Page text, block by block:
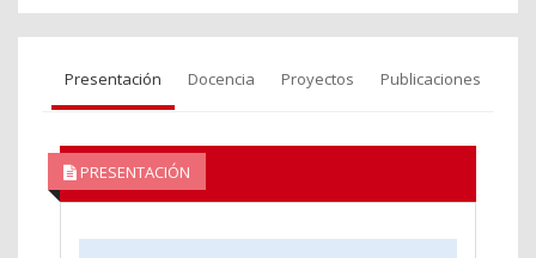
Presentación Docencia Proyectos Publicaciones
PRESENTACIÓN